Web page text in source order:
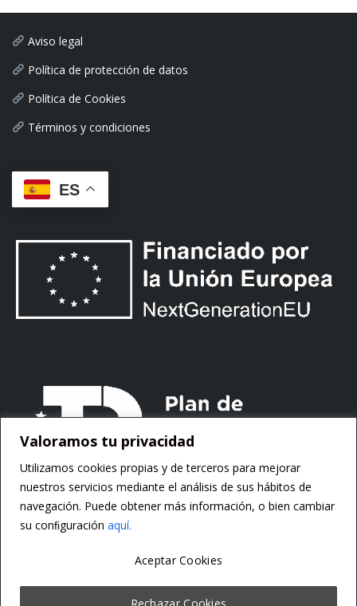
Valoramos tu privacidad
Utilizamos cookies propias y de terceros para mejorar
nuestros servicios mediante el análisis de sus hábitos de
navegación. Puede obtener más información, o bien cambiar
su conﬁguración aquí.
Rechazar Cookies
Aceptar Cookies
Aviso legal
Política de protección de datos
Política de Cookies
Términos y condiciones
ES